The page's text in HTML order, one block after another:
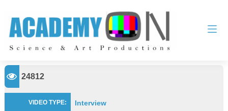
24812
VIDEO TYPE: Interview